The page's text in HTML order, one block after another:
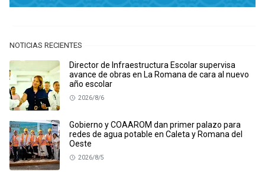
NOTICIAS RECIENTES
Director de Infraestructura Escolar supervisa
avance de obras en La Romana de cara al nuevo
año escolar
2026/8/6
Gobierno y COAAROM dan primer palazo para
redes de agua potable en Caleta y Romana del
Oeste
2026/8/5